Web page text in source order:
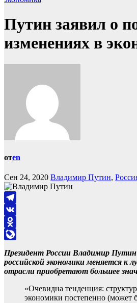
Путин заявил о
изменениях в
отen
Сен 24, 2020 Владимир Путин,
Telegram
VK
Odnoklassniki
Президент России Владимир
российской экономики меняется к
отрасли приобретают большее
«Очевидна тенденция:
экономики постепенно (может